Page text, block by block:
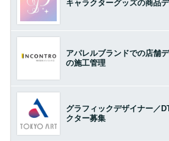
キャラクターグッズの商品
アパレルブランドでの店舗
の施工管理
グラフィックデザイナー／
クター募集